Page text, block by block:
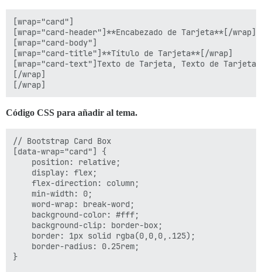
[wrap="card"]
[wrap="card-header"]**Encabezado de Tarjeta**[/wrap]
[wrap="card-body"]
[wrap="card-title"]**Título de Tarjeta**[/wrap]
[wrap="card-text"]Texto de Tarjeta, Texto de
[/wrap]
Código CSS para añadir al tema.
// Bootstrap Card Box
[data-wrap="card"] {
    position: relative;
    display: flex;
    flex-direction: column;
    min-width: 0;
    word-wrap: break-word;
    background-color: #fff;
    background-clip: border-box;
    border: 1px solid rgba(0,0,0,.125);
    border-radius: 0.25rem;
}